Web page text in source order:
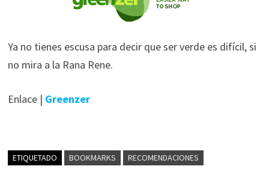
Ya no tienes escusa para decir que ser verde es difícil, si
no mira a la Rana Rene.
Enlace | Greenzer
ETIQUETADO BOOKMARKS RECOMENDACIONES